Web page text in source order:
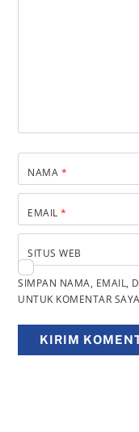
NAMA *
EMAIL*
SITUS WEB
SIMPAN NAMA, EMAIL,
UNTUK KOMENTAR